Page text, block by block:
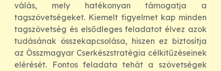
válás, mely hatékonyan támogatja a
tagszövetségeket. Kiemelt figyelmet kap minden
tagszövetség és elsődleges feladatot élvez azok
tudásának összekapcsolása, hiszen ez biztosítja
az Összmagyar Cserkészstratégia célkitűzéseinek
elérését. Fontos feladata tehát a szövetségek